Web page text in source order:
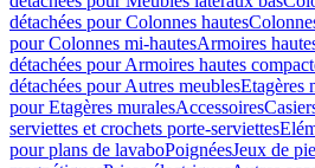
détachées pour Colonnes hautes
pour Colonnes mi-hautesArmoires
détachées pour Armoires hautes
détachées pour Autres meublesEtagères
pour Etagères muralesAccessoires
serviettes et crochets porte-serviettes
pour plans de lavaboPoignéesJeux de